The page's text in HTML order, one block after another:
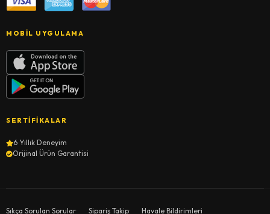
MOBIL UYGULAMA
SERTIFIKALAR
6 Yıllık Deneyim
Orijinal Ürün Garantisi
Sıkça Sorulan Sorular Sipariş Takip Havale Bildirimleri